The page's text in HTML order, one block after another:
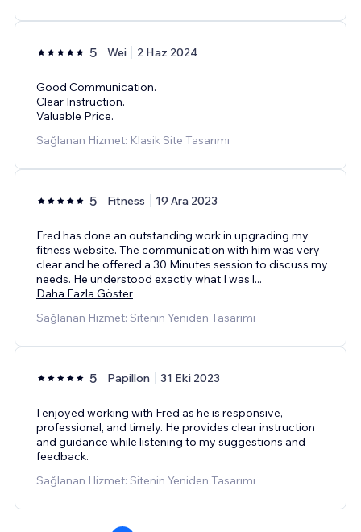
5 Wei 2 Haz 2024
Good Communication.
Clear Instruction.
Valuable Price.
Sağlanan Hizmet: Klasik Site Tasarımı
5 Fitness 19 Ara 2023
Fred has done an outstanding work in upgrading my
fitness website. The communication with him was very
clear and he offered a 30 Minutes session to discuss my
needs. He understood exactly what I was l...
Daha Fazla Göster
Sağlanan Hizmet: Sitenin Yeniden Tasarımı
5 Papillon 31 Eki 2023
I enjoyed working with Fred as he is responsive,
professional, and timely. He provides clear instruction
and guidance while listening to my suggestions and
feedback.
Sağlanan Hizmet: Sitenin Yeniden Tasarımı